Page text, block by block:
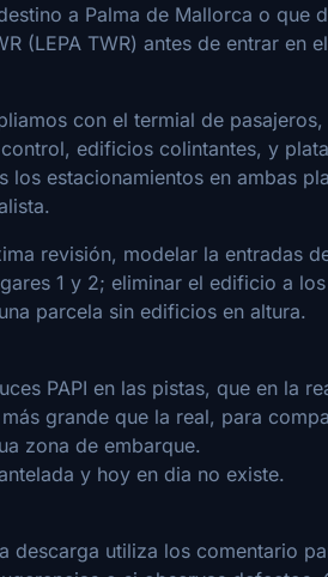
a Palma de Mallorca o que
(LEPA TWR) antes de entrar en
con el termial de
edificios colintantes, y
los estacionamientos en ambas
revisión, modelar la entradas
1 y 2; eliminar el edificio a
parcela sin edificios en altura.
PAPI en las pistas, que en la
grande que la real, para
zona de embarque.
y hoy en dia no existe.
descarga utiliza los comentario